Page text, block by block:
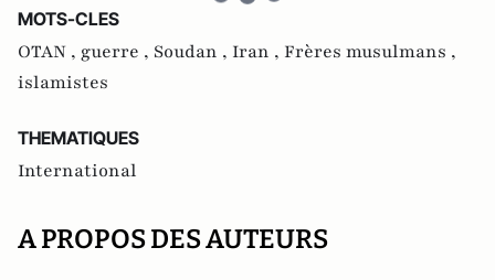
MOTS-CLES
OTAN , guerre , Soudan , Iran , Frères musulmans ,
islamistes
THEMATIQUES
International
A PROPOS DES AUTEURS